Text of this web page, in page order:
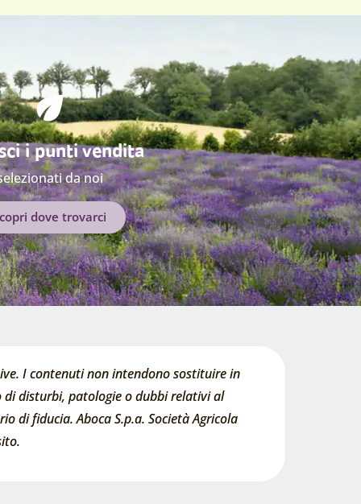
i punti vendita
da noi
dove trovarci
I contenuti non intendono sostituire in
disturbi, patologie o dubbi relativi al
di fiducia. Aboca S.p.a. Società Agricola